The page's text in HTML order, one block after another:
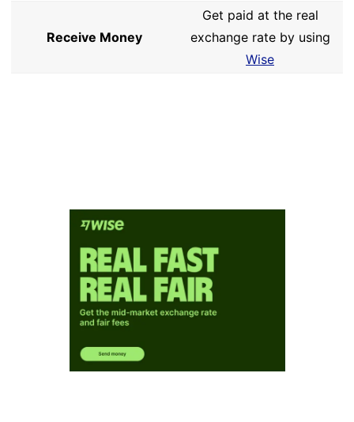
Receive Money
Get paid at the real
exchange rate by using
Wise